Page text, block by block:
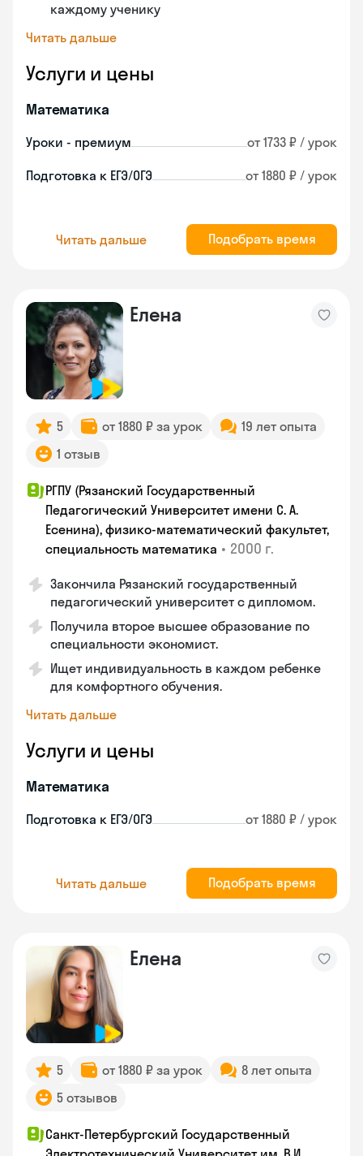
каждому ученику
Читать дальше
Услуги и цены
Математика
Уроки - премиум от 1733 ₽ / урок
Подготовка к ЕГЭ/ОГЭ от 1880 ₽ / урок
Читать дальше Подобрать время
Елена
5 от 1880 ₽ за урок
19 лет опыта
1 отзыв
РГПУ (Рязанский Государственный
Педагогический Университет имени С. А.
Есенина), физико-математический факультет,
специальность математика • 2000 г.
Закончилa Рязанский государственный
педагогический университет с дипломом.
Получила второе высшее образование по
специальности экономист.
Ищет индивидуальность в каждом ребенке
для комфортного обучения.
Читать дальше
Услуги и цены
Математика
Подготовка к ЕГЭ/ОГЭ от 1880 ₽ / урок
Читать дальше Подобрать время
Елена
5 от 1880 ₽ за урок
8 лет опыта
5 отзывов
Санкт-Петербургский Государственный